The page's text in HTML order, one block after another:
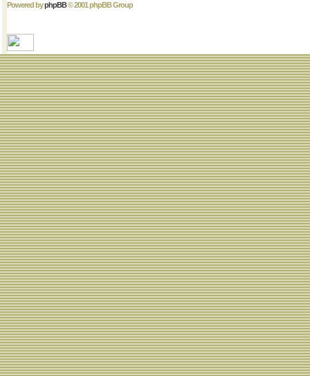
Powered byphpBB© 2001 phpBB Group